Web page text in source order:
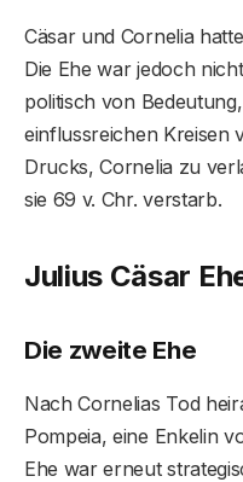
Cäsar und Cornelia
Die Ehe war jedoch
politisch von
einflussreichen Kreisen
Drucks, Cornelia zu
sie 69 v. Chr. verstarb.
Julius Cäsar
Die zweite Ehe
Nach Cornelias Tod
Pompeia, eine Enkelin
Ehe war erneut